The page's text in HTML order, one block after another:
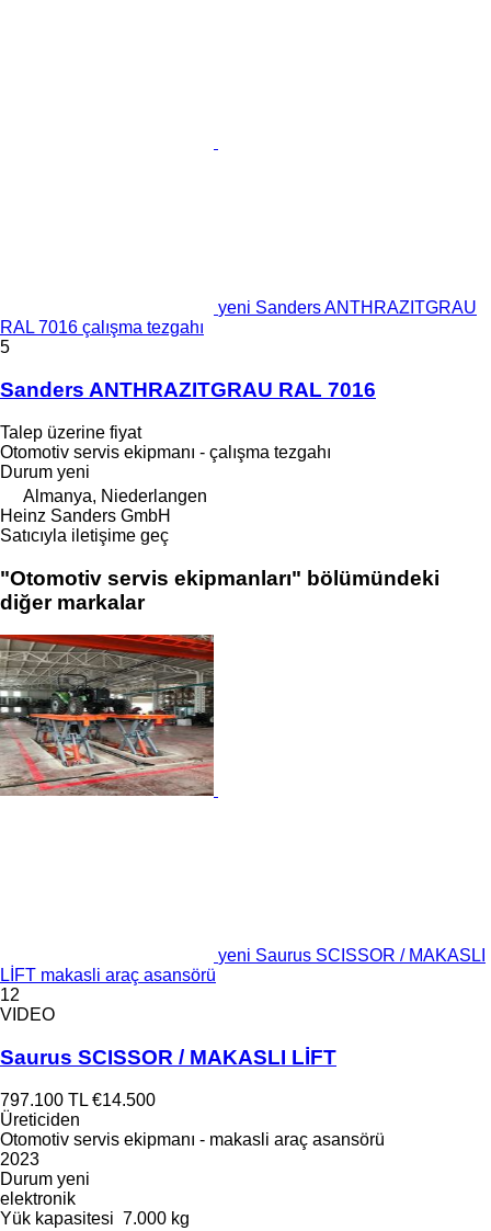
yeni Sanders ANTHRAZITGRAU
RAL 7016 çalışma tezgahı
5
Sanders ANTHRAZITGRAU RAL 7016
Talep üzerine fiyat
Otomotiv servis ekipmanı - çalışma tezgahı
Durum yeni
Almanya, Niederlangen
Heinz Sanders GmbH
Satıcıyla iletişime geç
"Otomotiv servis ekipmanları" bölümündeki
diğer markalar
yeni Saurus SCISSOR / MAKASLI
LİFT makasli araç asansörü
12
VIDEO
Saurus SCISSOR / MAKASLI LİFT
797.100 TL €14.500
Üreticiden
Otomotiv servis ekipmanı - makasli araç asansörü
2023
Durum yeni
elektronik
Yük kapasitesi 7.000 kg